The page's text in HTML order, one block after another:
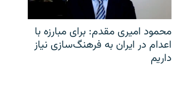
محمود امیری مقدم: برای مبارزه با
اعدام در ایران به فرهنگ‌سازی نیاز
داریم